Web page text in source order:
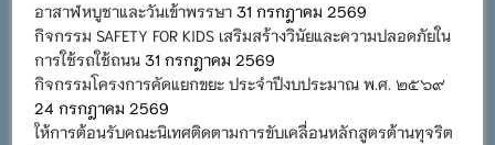
อาสาฬหบูชาและวันเข้าพรรษา 31 กรกฎาคม 2569
กิจกรรม SAFETY FOR KIDS เสริมสร้างวินัยและความปลอดภัยใน
การใช้รถใช้ถนน 31 กรกฎาคม 2569
กิจกรรมโครงการคัดแยกขยะ ประจำปีงบประมาณ พ.ศ. ๒๕๖๙
24 กรกฎาคม 2569
ให้การต้อนรับคณะนิเทศติดตามการขับเคลื่อนหลักสูตรต้านทุจริต